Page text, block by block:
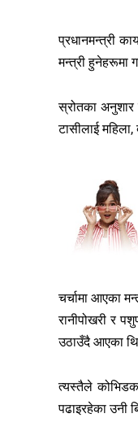
प्रधानमन्त्री
मन्त्री हुनेहरूमा
स्रोतका अनुशार
टासीलाई
चर्चामा आएका
रानीपोखरी र
उठाउँदै आएका
त्यस्तैले
पढाइरहेका उनी